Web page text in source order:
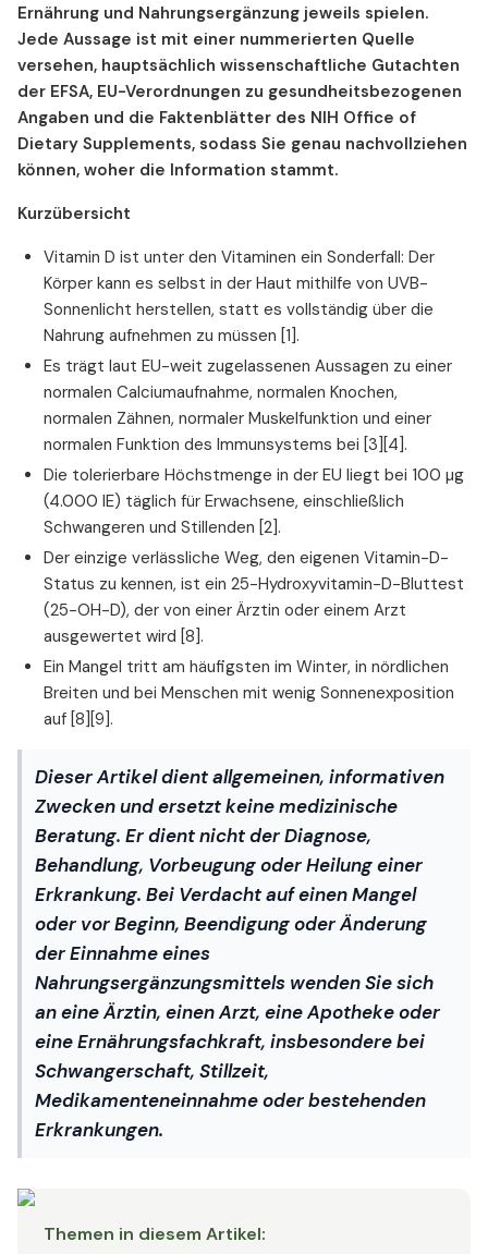
Ernährung und Nahrungsergänzung jeweils spielen.
Jede Aussage ist mit einer nummerierten Quelle
versehen, hauptsächlich wissenschaftliche Gutachten
der EFSA, EU-Verordnungen zu gesundheitsbezogenen
Angaben und die Faktenblätter des NIH Office of
Dietary Supplements, sodass Sie genau nachvollziehen
können, woher die Information stammt.
Kurzübersicht
Vitamin D ist unter den Vitaminen ein Sonderfall: Der
Körper kann es selbst in der Haut mithilfe von UVB-
Sonnenlicht herstellen, statt es vollständig über die
Nahrung aufnehmen zu müssen [1].
Es trägt laut EU-weit zugelassenen Aussagen zu einer
normalen Calciumaufnahme, normalen Knochen,
normalen Zähnen, normaler Muskelfunktion und einer
normalen Funktion des Immunsystems bei [3][4].
Die tolerierbare Höchstmenge in der EU liegt bei 100 µg
(4.000 IE) täglich für Erwachsene, einschließlich
Schwangeren und Stillenden [2].
Der einzige verlässliche Weg, den eigenen Vitamin-D-
Status zu kennen, ist ein 25-Hydroxyvitamin-D-Bluttest
(25-OH-D), der von einer Ärztin oder einem Arzt
ausgewertet wird [8].
Ein Mangel tritt am häufigsten im Winter, in nördlichen
Breiten und bei Menschen mit wenig Sonnenexposition
auf [8][9].
Dieser Artikel dient allgemeinen, informativen
Zwecken und ersetzt keine medizinische
Beratung. Er dient nicht der Diagnose,
Behandlung, Vorbeugung oder Heilung einer
Erkrankung. Bei Verdacht auf einen Mangel
oder vor Beginn, Beendigung oder Änderung
der Einnahme eines
Nahrungsergänzungsmittels wenden Sie sich
an eine Ärztin, einen Arzt, eine Apotheke oder
eine Ernährungsfachkraft, insbesondere bei
Schwangerschaft, Stillzeit,
Medikamenteneinnahme oder bestehenden
Erkrankungen.
Themen in diesem Artikel: